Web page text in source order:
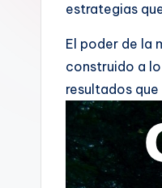
estrategias
El poder de la
construido a
resultados